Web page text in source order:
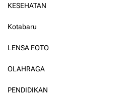
KESEHATAN
Kotabaru
LENSA FOTO
OLAHRAGA
PENDIDIKAN